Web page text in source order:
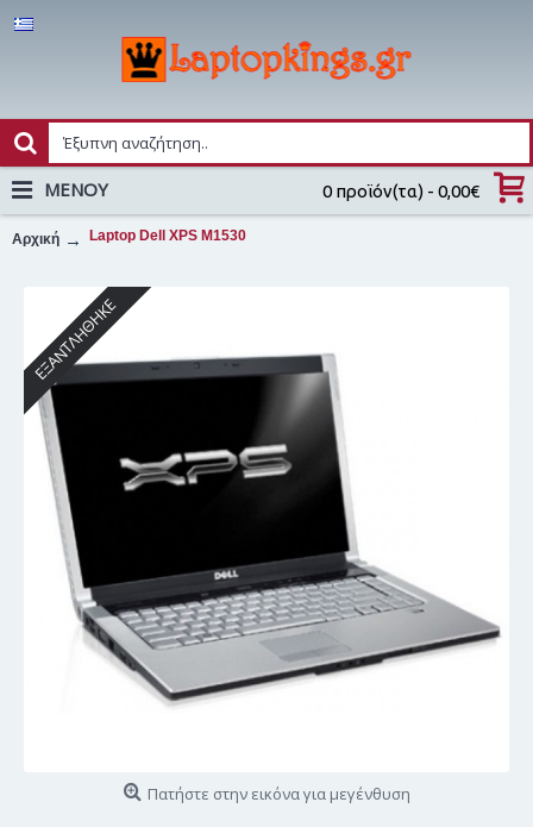
0 προϊόν(τα) - 0,00€
MENOY
Αρχική Laptop Dell XPS M1530
ΕΞΑΝΤΛΉΘΗΚΕ
Πατήστε στην εικόνα για μεγένθυση